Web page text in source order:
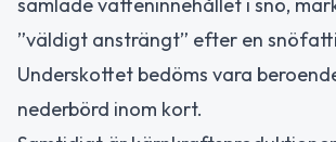
”väldigt ansträngt” efter en
Underskottet bedöms vara
nederbörd inom kort.